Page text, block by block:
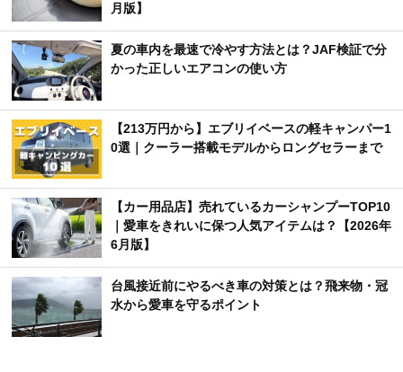
月版】
夏の車内を最速で冷やす方法とは？JAF検証で分
かった正しいエアコンの使い方
【213万円から】エブリイベースの軽キャンパー1
0選｜クーラー搭載モデルからロングセラーまで
【カー用品店】売れているカーシャンプーTOP10
｜愛車をきれいに保つ人気アイテムは？【2026年
6月版】
台風接近前にやるべき車の対策とは？飛来物・冠
水から愛車を守るポイント